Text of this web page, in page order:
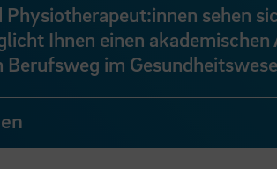
Physiotherapeut:innen sehen
Ihnen einen
Berufsweg im